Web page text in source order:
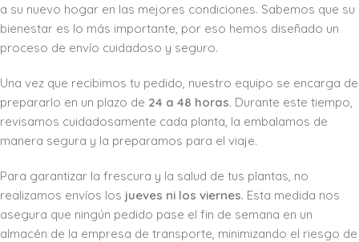
a su nuevo hogar en las mejores condiciones. Sabemos que su
bienestar es lo más importante, por eso hemos diseñado un
proceso de envío cuidadoso y seguro.
Una vez que recibimos tu pedido, nuestro equipo se encarga de
prepararlo en un plazo de 24 a 48 horas. Durante este tiempo,
revisamos cuidadosamente cada planta, la embalamos de
manera segura y la preparamos para el viaje.
Para garantizar la frescura y la salud de tus plantas, no
realizamos envíos los jueves ni los viernes. Esta medida nos
asegura que ningún pedido pase el fin de semana en un
almacén de la empresa de transporte, minimizando el riesgo de